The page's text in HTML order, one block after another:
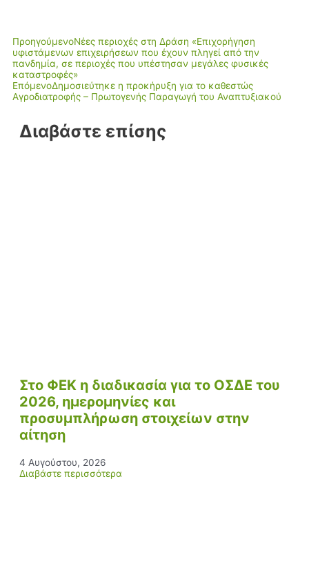
ΠροηγούμενοΝέες περιοχές στη Δράση «Επιχορήγηση
υφιστάμενων επιχειρήσεων που έχουν πληγεί από την
πανδημία, σε περιοχές που υπέστησαν μεγάλες φυσικές
καταστροφές»
ΕπόμενοΔημοσιεύτηκε η προκήρυξη για το καθεστώς
Αγροδιατροφής – Πρωτογενής Παραγωγή του Αναπτυξιακού
Διαβάστε επίσης
Στο ΦΕΚ η διαδικασία για το ΟΣΔΕ του
2026, ημερομηνίες και
προσυμπλήρωση στοιχείων στην
αίτηση
4 Αυγούστου, 2026
Διαβάστε περισσότερα